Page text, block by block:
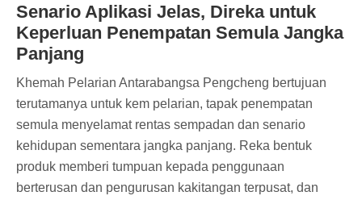
Senario Aplikasi Jelas, Direka untuk
Keperluan Penempatan Semula Jangka
Panjang
Khemah Pelarian Antarabangsa Pengcheng bertujuan
terutamanya untuk kem pelarian, tapak penempatan
semula menyelamat rentas sempadan dan senario
kehidupan sementara jangka panjang. Reka bentuk
produk memberi tumpuan kepada penggunaan
berterusan dan pengurusan kakitangan terpusat, dan